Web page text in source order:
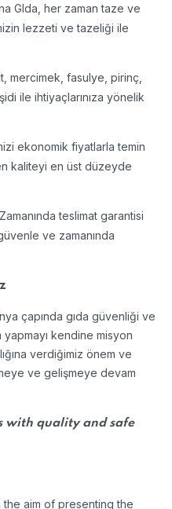
GIda, her zaman taze ve
lezzeti ve tazeliği ile
mercimek, fasulye, pirinç,
ile ihtiyaçlarınıza yönelik
ekonomik fiyatlarla temin
kaliteyi en üst düzeyde
Zamanında teslimat garantisi
ve zamanında
çapında gıda güvenliği ve
kendine misyon
verdiğimiz önem ve
ve gelişmeye devam
with quality and safe
aim of presenting the